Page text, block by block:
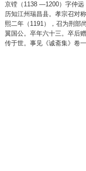
京镗（1138 —1200）字仲远
历知江州瑞昌县。孝宗召对
熙二年（1191），召为刑部
翼国公。卒年六十三。卒后
传于世。事见《诚斋集》卷